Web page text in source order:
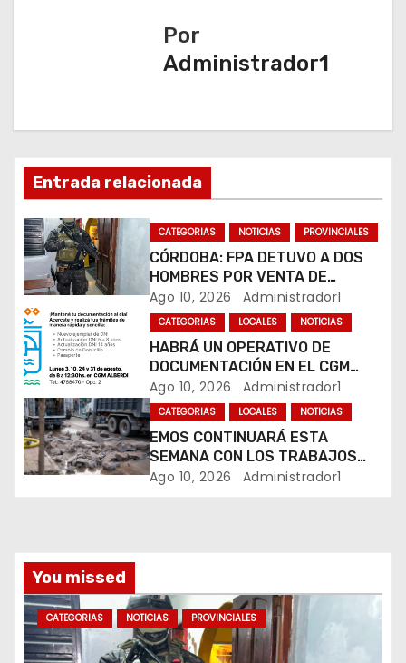
i
ó
n
d
e
e
n
t
r
a
a
s
Por
Administrador1
Entrada relacionada
CATEGORIAS NOTICIAS PROVINCIALES
CÓRDOBA: FPA DETUVO A DOS
HOMBRES POR VENTA DE
DROGAS EN TRES BARRIOS DE
LA CAPITAL
Ago 10, 2026 Administrador1
CATEGORIAS LOCALES NOTICIAS
HABRÁ UN OPERATIVO DE
DOCUMENTACIÓN EN EL CGM
ALBERDI
Ago 10, 2026 Administrador1
CATEGORIAS LOCALES NOTICIAS
EMOS CONTINUARÁ ESTA
SEMANA CON LOS TRABAJOS
SOBRE CALLE ALVEAR
Ago 10, 2026 Administrador1
You missed
CATEGORIAS NOTICIAS PROVINCIALES